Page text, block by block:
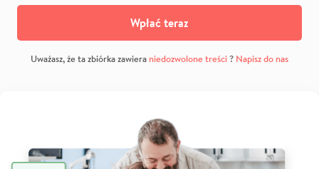
Wpłać teraz
Uważasz, że ta zbiórka zawiera niedozwolone treści? Napisz do nas